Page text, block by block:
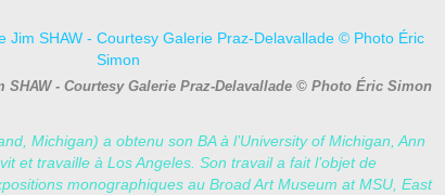
SHAW - Courtesy Galerie Praz-Delavallade © Photo Éric Simon
Michigan) a obtenu son BA à l’University of Michigan, Ann
et travaille à Los Angeles. Son travail a fait l’objet de
monographiques au Broad Art Museum at MSU, East